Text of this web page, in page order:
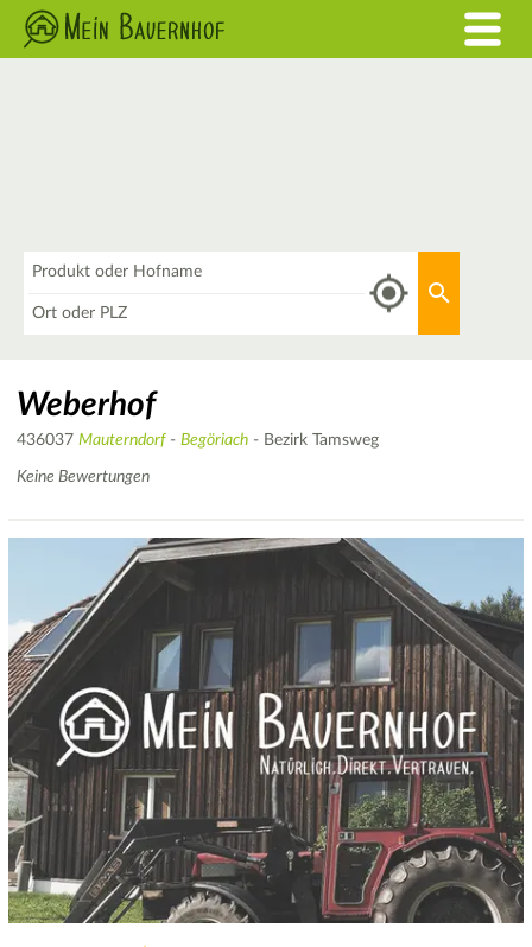
Weberhof
436037 Mauterndorf- Begöriach - Bezirk Tamsweg
Keine Bewertungen